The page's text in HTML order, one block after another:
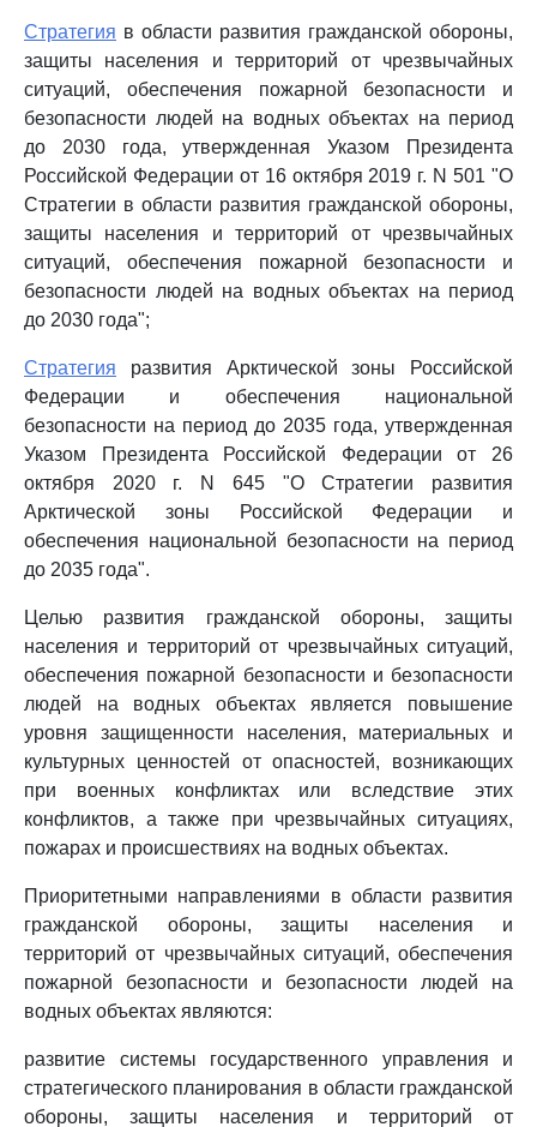
Стратегия в области развития гражданской обороны,
защиты населения и территорий от чрезвычайных
ситуаций, обеспечения пожарной безопасности и
безопасности людей на водных объектах на период
до 2030 года, утвержденная Указом Президента
Российской Федерации от 16 октября 2019 г. N 501 "О
Стратегии в области развития гражданской обороны,
защиты населения и территорий от чрезвычайных
ситуаций, обеспечения пожарной безопасности и
безопасности людей на водных объектах на период
до 2030 года";
Стратегия развития Арктической зоны Российской
Федерации и обеспечения национальной
безопасности на период до 2035 года, утвержденная
Указом Президента Российской Федерации от 26
октября 2020 г. N 645 "О Стратегии развития
Арктической зоны Российской Федерации и
обеспечения национальной безопасности на период
до 2035 года".
Целью развития гражданской обороны, защиты
населения и территорий от чрезвычайных ситуаций,
обеспечения пожарной безопасности и безопасности
людей на водных объектах является повышение
уровня защищенности населения, материальных и
культурных ценностей от опасностей, возникающих
при военных конфликтах или вследствие этих
конфликтов, а также при чрезвычайных ситуациях,
пожарах и происшествиях на водных объектах.
Приоритетными направлениями в области развития
гражданской обороны, защиты населения и
территорий от чрезвычайных ситуаций, обеспечения
пожарной безопасности и безопасности людей на
водных объектах являются:
развитие системы государственного управления и
стратегического планирования в области гражданской
обороны, защиты населения и территорий от